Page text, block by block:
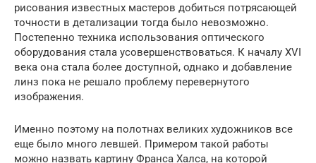
рисования известных мастеров добиться потрясающей
точности в детализации тогда было невозможно.
Постепенно техника использования оптического
оборудования стала усовершенствоваться. К началу XVI
века она стала более доступной, однако и добавление
линз пока не решало проблему перевернутого
изображения.
Именно поэтому на полотнах великих художников все
еще было много левшей. Примером такой работы
можно назвать картину Франса Халса, на которой